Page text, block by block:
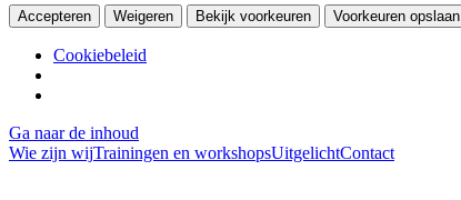
Accepteren Weigeren Bekijk voorkeuren Voorkeuren opslaan
Cookiebeleid
Ga naar de inhoud
Wie zijn wijTrainingen en workshopsUitgelichtContact